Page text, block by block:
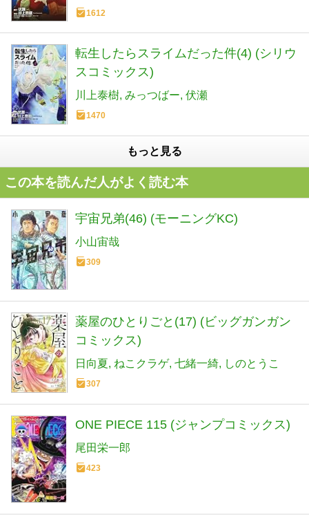
1612
転生したらスライムだった件(4) (シリウ
スコミックス)
川上泰樹 みっつばー 伏瀬
1470
もっと見る
この本を読んだ人がよく読む本
宇宙兄弟(46) (モーニングKC)
小山宙哉
309
薬屋のひとりごと(17) (ビッグガンガン
コミックス)
日向夏 ねこクラゲ 七緒一綺 しのとうこ
307
ONE PIECE 115 (ジャンプコミックス)
尾田栄一郎
423